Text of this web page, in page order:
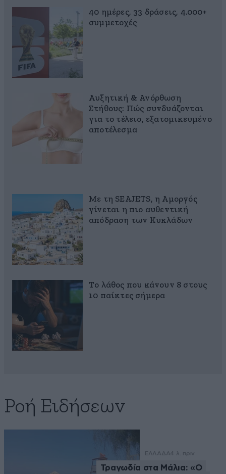
40 ημέρες, 33 δράσεις, 4.000+
συμμετοχές
Αυξητική & Ανόρθωση
Στήθους: Πώς συνδυάζονται
για το τέλειο, εξατομικευμένο
αποτέλεσμα
Με τη SEAJETS, η Αμοργός
γίνεται η πιο αυθεντική
απόδραση των Κυκλάδων
Το λάθος που κάνουν 8 στους
10 παίκτες σήμερα
Ροή Ειδήσεων
ΕΛΛΑΔΑ4 λ. πριν
Τραγωδία στα Μάλια: «Ο